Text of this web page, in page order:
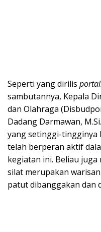
Seperti yang dirilis
sambutannya, Kepala
dan Olahraga
Dadang Darmawan,
yang setinggi-tingginya
telah berperan aktif
kegiatan ini. Beliau
silat merupakan
patut dibanggakan dan